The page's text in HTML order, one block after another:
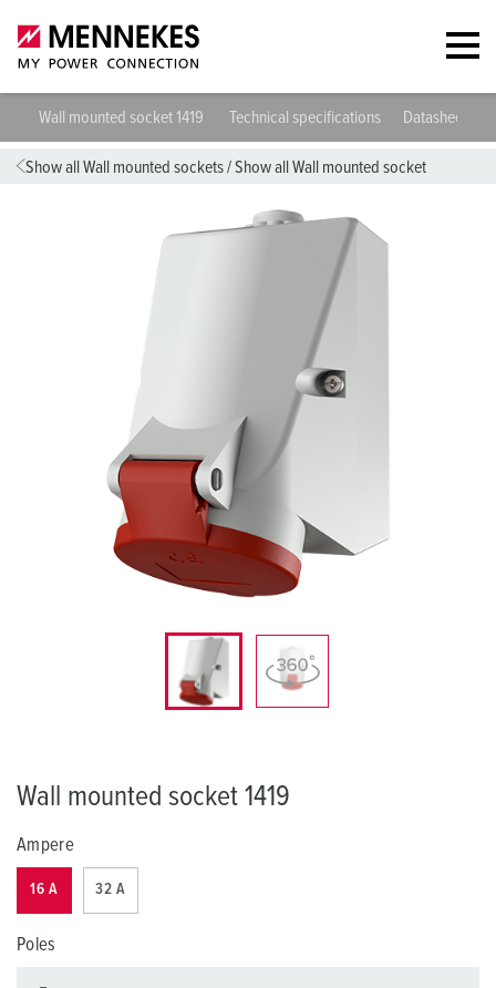
Wall mounted socket 1419 Technical specifications Datasheets &
Show all Wall mounted sockets/Show all Wall mounted socket
Wall mounted socket 1419
Ampere
16 A 32 A
Poles